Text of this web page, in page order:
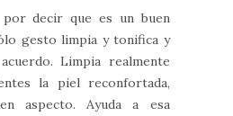
por decir que es un buen
gesto limpia y tonifica y
Limpia realmente
la piel reconfortada,
aspecto. Ayuda a esa